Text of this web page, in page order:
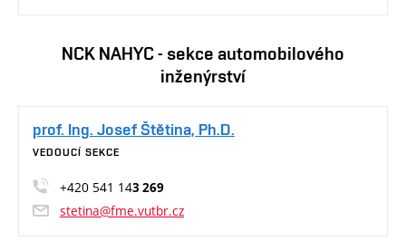
NCK NAHYC - sekce automobilového
inženýrství
prof. Ing. Josef Štětina, Ph.D.
VEDOUCÍ SEKCE
+420 541 143 269
stetina@fme.vutbr.cz